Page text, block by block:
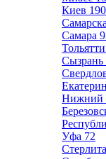
Киев 190
Самара
Тольятти
Сызрань
Нижний
Уфа 72